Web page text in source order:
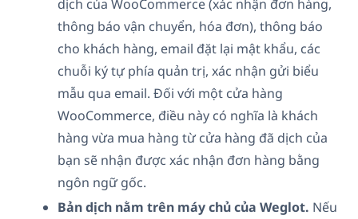
dịch của WooCommerce (xác nhận đơn hàng,
thông báo vận chuyển, hóa đơn), thông báo
cho khách hàng, email đặt lại mật khẩu, các
chuỗi ký tự phía quản trị, xác nhận gửi biểu
mẫu qua email. Đối với một cửa hàng
WooCommerce, điều này có nghĩa là khách
hàng vừa mua hàng từ cửa hàng đã dịch của
bạn sẽ nhận được xác nhận đơn hàng bằng
ngôn ngữ gốc.
Bản dịch nằm trên máy chủ của Weglot. Nếu